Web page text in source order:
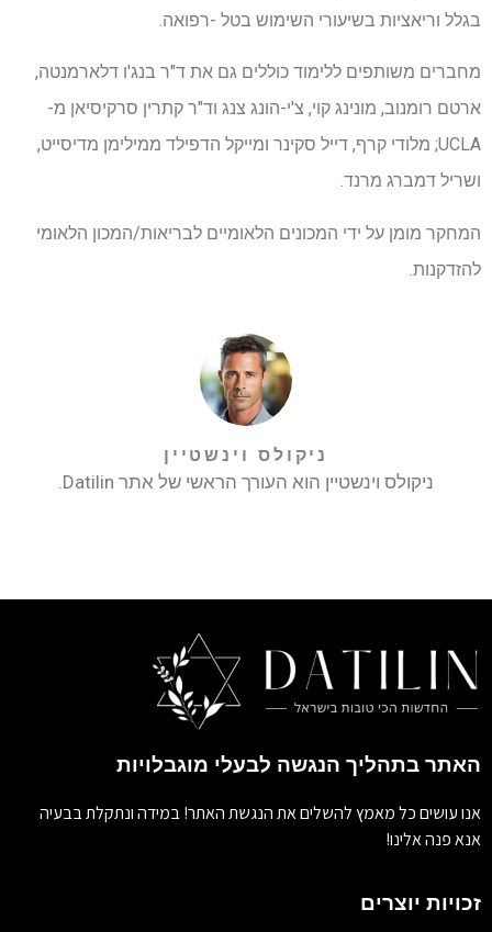
בגלל וריאציות בשיעורי השימוש בטל -רפואה.
מחברים משותפים ללימוד כוללים גם את ד"ר בנג'ו דלארמנטה,
ארטם רומנוב, מונינג קוי, צ'י-הונג צנג וד"ר קתרין סרקיסיאן מ-
UCLA; מלודי קרף, דייל סקינר ומייקל הדפילד ממילימן מדיסייט,
ושריל דמברג מרנד.
המחקר מומן על ידי המכונים הלאומיים לבריאות/המכון הלאומי
להזדקנות.
ניקולס וינשטיין
ניקולס וינשטיין הוא העורך הראשי של אתר Datilin.
האתר בתהליך הנגשה לבעלי מוגבלויות
אנו עושים כל מאמץ להשלים את הנגשת האתר! במידה ונתקלת בבעיה
אנא פנה אלינו!
זכויות יוצרים